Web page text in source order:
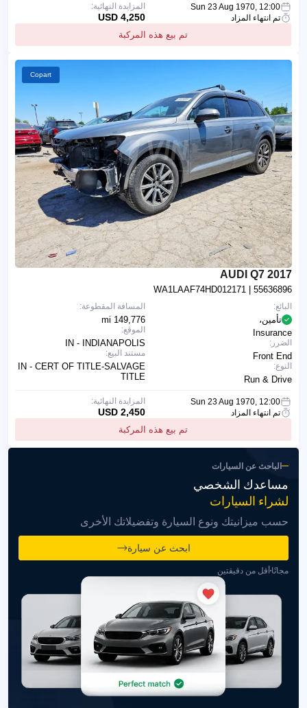
Sun 23 Aug 1970, 12:00
تم انتهاء المزاد
تم بيع هذه المركبة
المزايدة النهائية:
4,250 USD
Copart
2017 AUDI Q7
WA1LAAF74HD012171 | 55636896
المسافة المقطوعة:
149,776 mi
الموقع:
IN - INDIANAPOLIS
مستند البيع:
IN - CERT OF TITLE-SALVAGE
TITLE
البائع:
تأمين،
Insurance
الضرر:
Front End
النوع:
Run & Drive
Sun 23 Aug 1970, 12:00
تم انتهاء المزاد
تم بيع هذه المركبة
المزايدة النهائية:
2,450 USD
الباحث عن السيارات
مساعدك الشخصي
لشراء السيارات
حسب ميزانيتك ونوع السيارة وتفضيلاتك الأخرى
ابحث عن سيارة
مجانًا أقل من دقيقتين